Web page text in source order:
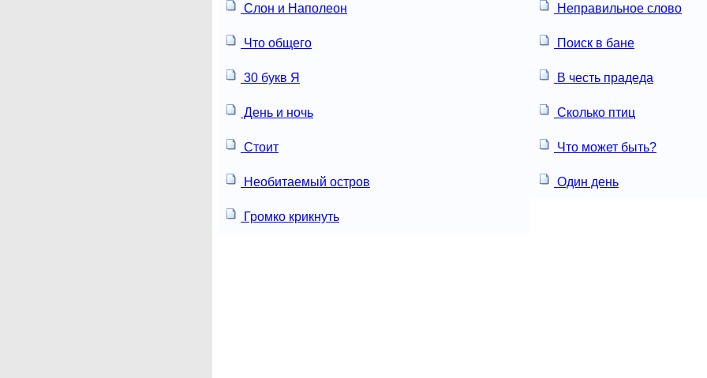
Слон и Наполеон Неправильное слово
Что общего Поиск в бане
30 букв Я В честь прадеда
День и ночь Сколько птиц
Стоит Что может быть?
Необитаемый остров Один день
Громко крикнуть